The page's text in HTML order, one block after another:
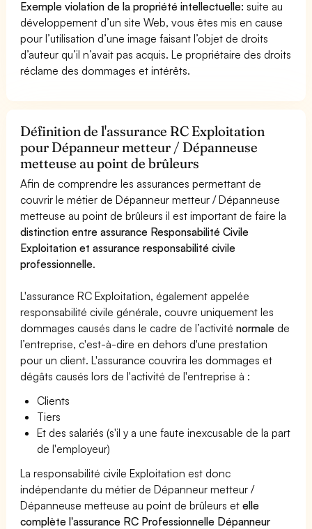
Exemple violation de la propriété intellectuelle: suite au
développement d’un site Web, vous êtes mis en cause
pour l’utilisation d’une image faisant l’objet de droits
d’auteur qu’il n’avait pas acquis. Le propriétaire des droits
réclame des dommages et intérêts.
Définition de l'assurance RC Exploitation
pour Dépanneur metteur / Dépanneuse
metteuse au point de brûleurs
Afin de comprendre les assurances permettant de
couvrir le métier de Dépanneur metteur / Dépanneuse
metteuse au point de brûleurs il est important de faire la
distinction entre assurance Responsabilité Civile
Exploitation et assurance responsabilité civile
professionnelle.
L'assurance RC Exploitation, également appelée
responsabilité civile générale, couvre uniquement les
dommages causés dans le cadre de l’activiténormale de
l’entreprise, c'est-à-dire en dehors d'une prestation
pour un client. L'assurance couvrira les dommages et
dégâts causés lors de l'activité de l'entreprise à :
Clients
Tiers
Et des salariés (s'il y a une faute inexcusable de la part
de l'employeur)
La responsabilité civile Exploitation est donc
indépendante du métier de Dépanneur metteur /
Dépanneuse metteuse au point de brûleurs etelle
complète l'assurance RC Professionnelle Dépanneur